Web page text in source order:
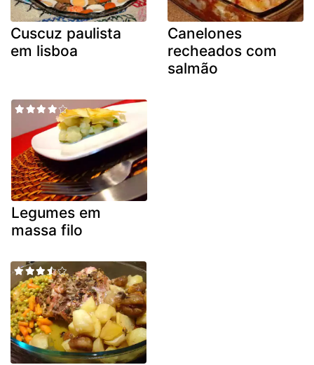
Cuscuz paulista
em lisboa
Canelones
recheados com
salmão
Legumes em
massa filo